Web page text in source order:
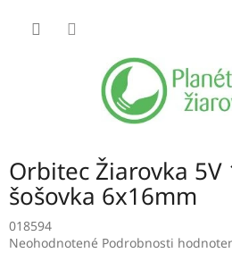
Orbitec Žiarovka 5V
šošovka 6x16mm
018594
Priemerné
Neohodnotené Podrobnosti